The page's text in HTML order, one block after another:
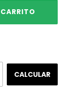
CALCULAR